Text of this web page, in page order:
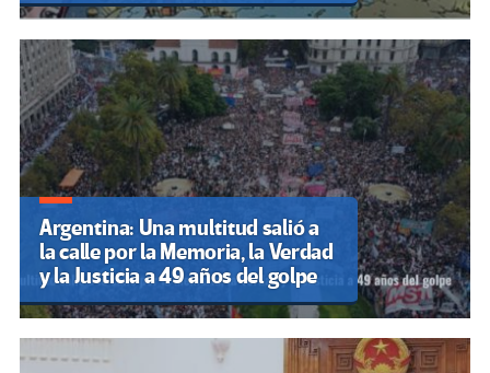
Argentina: Una multitud salió a
la calle por la Memoria, la Verdad
y la Justicia a 49 años del golpe